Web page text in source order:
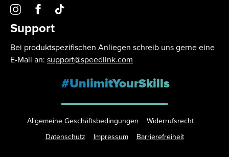
Support
Bei produktspezifischen Anliegen schreib uns gerne eine
E-Mail an: support@speedlink.com
#UnlimitYourSkills
Allgemeine Geschäftsbedingungen
Widerrufsrecht
Datenschutz
Impressum Barrierefreiheit